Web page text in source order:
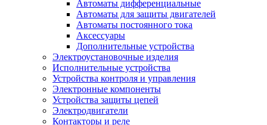
Автоматы дифференциальные
Автоматы для защиты двигателей
Автоматы постоянного тока
Аксессуары
Дополнительные устройства
Электроустановочные изделия
Исполнительные устройства
Устройства контроля и управления
Электронные компоненты
Устройства защиты цепей
Электродвигатели
Контакторы и реле